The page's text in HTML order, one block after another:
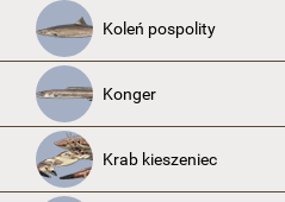
Koleń pospolity
Konger
Krab kieszeniec